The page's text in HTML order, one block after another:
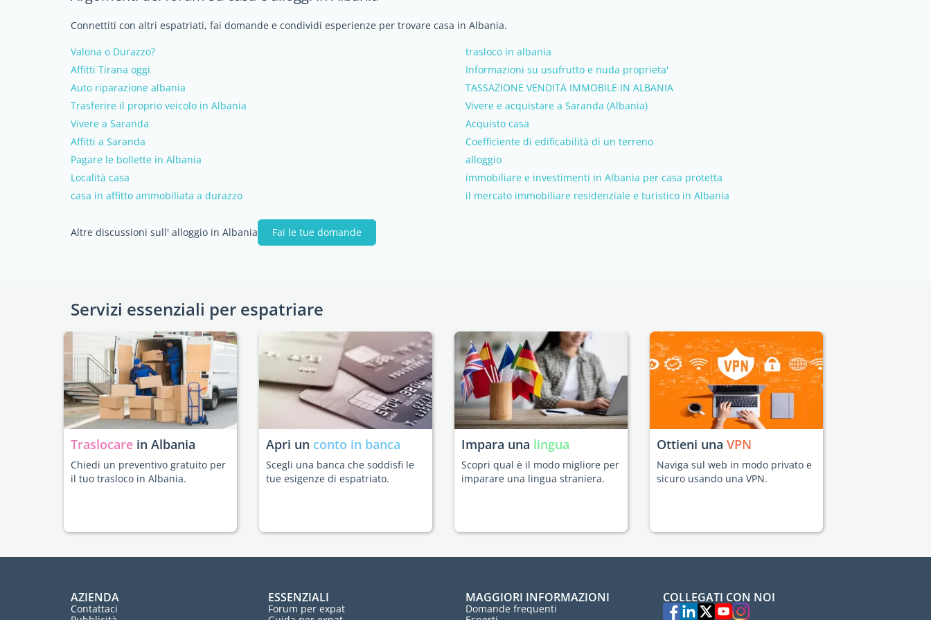
Connettiti con altri espatriati, fai domande e condividi esperienze per trovare casa in Albania.
Valona o Durazzo?
trasloco in albania
Affitti Tirana oggi
Informazioni su usufrutto e nuda proprieta'
Auto riparazione albania
TASSAZIONE VENDITA IMMOBILE IN ALBANIA
Trasferire il proprio veicolo in Albania
Vivere e acquistare a Saranda (Albania)
Vivere a Saranda
Acquisto casa
Affitti a Saranda
Coefficiente di edificabilità di un terreno
Pagare le bollette in Albania
alloggio
Località casa
immobiliare e investimenti in Albania per casa protetta
casa in affitto ammobiliata a durazzo
il mercato immobiliare residenziale e turistico in Albania
Altre discussioni sull' alloggio in Albania Fai le tue domande
Servizi essenziali per espatriare
Traslocare in Albania
Chiedi un preventivo gratuito per
il tuo trasloco in Albania.
Apri un conto in banca
Scegli una banca che soddisfi le
tue esigenze di espatriato.
Impara una lingua
Scopri qual è il modo migliore per
imparare una lingua straniera.
Ottieni una VPN
Naviga sul web in modo privato e
sicuro usando una VPN.
AZIENDA
Contattaci
ESSENZIALI
Forum per expat
MAGGIORI INFORMAZIONI
Domande frequenti
COLLEGATI CON NOI